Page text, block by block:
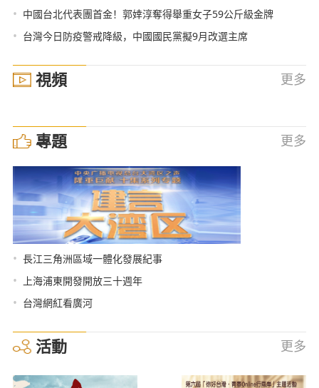
• 中國台北代表團首金！郭婞淳奪得舉重女子59公斤級金牌
• 台灣今日防疫警戒降級，中國國民黨擬9月改選主席
視頻 更多
專題 更多
• 長江三角洲區域一體化發展紀事
• 上海浦東開發開放三十週年
• 台灣網紅看廣河
活動 更多